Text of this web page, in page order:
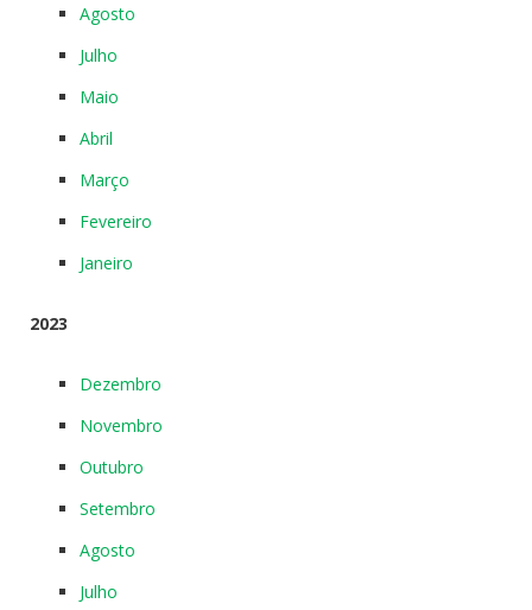
Agosto
Julho
Maio
Abril
Março
Fevereiro
Janeiro
2023
Dezembro
Novembro
Outubro
Setembro
Agosto
Julho